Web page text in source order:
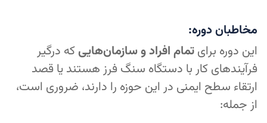
مخاطبان دوره:
این دوره برایتمام افراد و سازمان‌هاییکه درگیر
فرآیندهای کار با دستگاه سنگ فرز هستند یا قصد
ارتقاء سطح ایمنی در این حوزه را دارند، ضروری است،
از جمله: